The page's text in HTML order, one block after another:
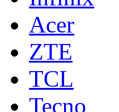
Acer
ZTE
TCL
Tecno